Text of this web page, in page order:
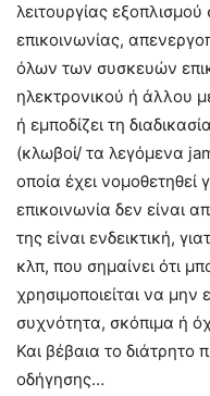
λειτουργίας
επικοινωνίας,
όλων των συσκευών
ηλεκτρονικού ή άλλου
ή εμποδίζει τη
(κλωβοί/ τα λεγόμενα
οποία έχει νομοθετηθεί
επικοινωνία δεν είναι
της είναι ενδεικτική,
κλπ, που σημαίνει ότι
χρησιμοποιείται να μην
συχνότητα, σκόπιμα ή
Και βέβαια το διάτρητο
οδήγησης…